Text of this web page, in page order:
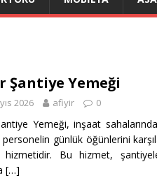
Şantiye Yemeği
2026 afiyir 0
Yemeği, inşaat
personelin günlük öğünlerini
hizmetidir. Bu hizmet,
[…]